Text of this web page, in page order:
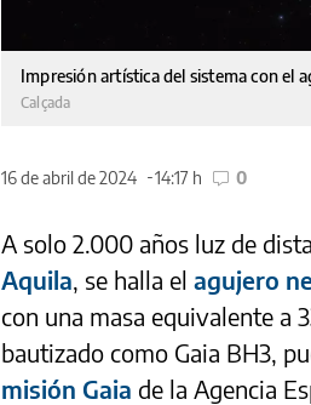
Impresión artística del sistema con el
Calçada
16 de abril de 2024 14:17 h 0
A solo 2.000 años luz de
Aquila, se halla el agujero
con una masa equivalente a
bautizado como Gaia BH3,
misión Gaia de la Agencia